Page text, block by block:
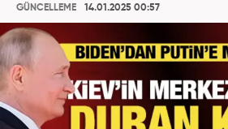
GÜNCELLEME
14.01.2025 00:57